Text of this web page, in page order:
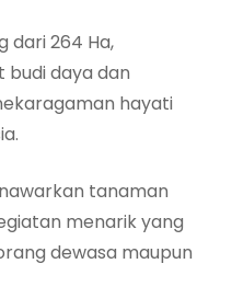
dari 264 Ha,
daya dan
hayati
tanaman
menarik yang
dewasa maupun